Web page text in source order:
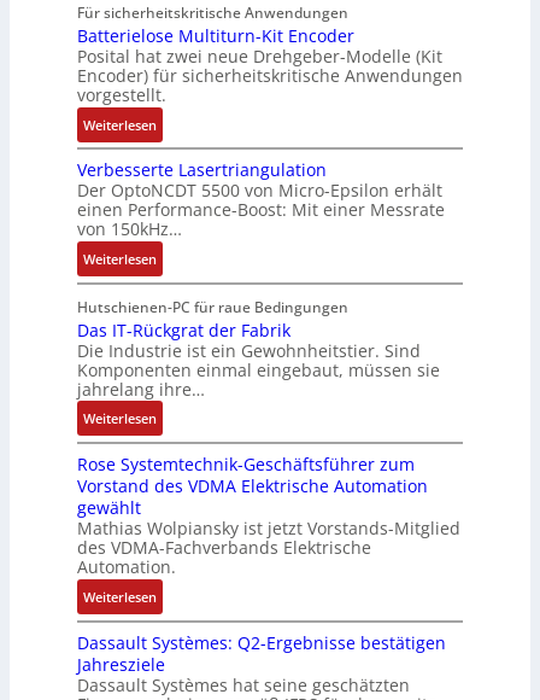
L
3
f
ü
r
s
i
c
h
e
r
e
E
n
t
w
i
c
k
l
u
n
g
o
b
o
t
,
3
M
i
l
l
i
o
n
e
n
A
r
b
e
i
t
s
k
r
ä
f
t
e
u
t
o
m
a
t
i
o
n
e
x
p
a
n
d
i
e
r
t
f
t
r
a
g
s
e
i
n
g
a
n
g
i
m
M
a
s
c
h
i
n
e
n
-
A
n
Für sicherheitskritische Anwendungen
Batterielose Multiturn-Kit Encoder
Posital hat zwei neue Drehgeber-Modelle (Kit
Encoder) für sicherheitskritische Anwendungen
vorgestellt.
Weiterlesen:
B
a
t
t
e
r
i
e
l
o
s
e
M
u
l
t
t
u
r
n
-
K
i
Verbesserte Lasertriangulation
Der OptoNCDT 5500 von Micro-Epsilon erhält
einen Performance-Boost: Mit einer Messrate
von 150kHz…
Weiterlesen:
V
e
r
b
e
s
s
e
r
t
L
a
s
e
r
t
r
i
Hutschienen-PC für raue Bedingungen
Das IT-Rückgrat der Fabrik
Die Industrie ist ein Gewohnheitstier. Sind
Komponenten einmal eingebaut, müssen sie
jahrelang ihre…
Weiterlesen:
D
a
s
T
-
R
ü
c
k
g
r
Rose Systemtechnik-Geschäftsführer zum
Vorstand des VDMA Elektrische Automation
gewählt
Mathias Wolpiansky ist jetzt Vorstands-Mitglied
des VDMA-Fachverbands Elektrische
Automation.
Weiterlesen:
R
o
s
e
Dassault Systèmes: Q2-Ergebnisse bestätigen
Jahresziele
Dassault Systèmes hat seine geschätzten